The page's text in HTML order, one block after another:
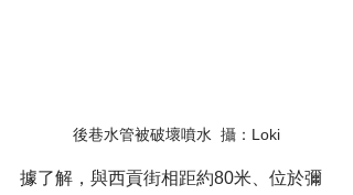
後巷水管被破壞噴水  攝：Loki
據了解，與西貢街相距約80米、位於彌